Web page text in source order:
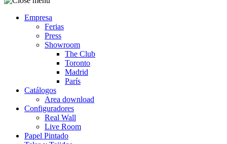
Empresa
Ferias
Press
Showroom
The Club
Toronto
Madrid
París
Catálogos
Area download
Configuradores
Real Wall
Live Room
Papel Pintado